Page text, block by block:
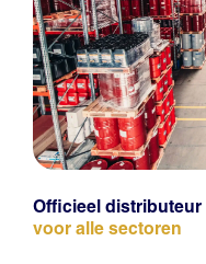
Officieel distributeur
voor alle sectoren